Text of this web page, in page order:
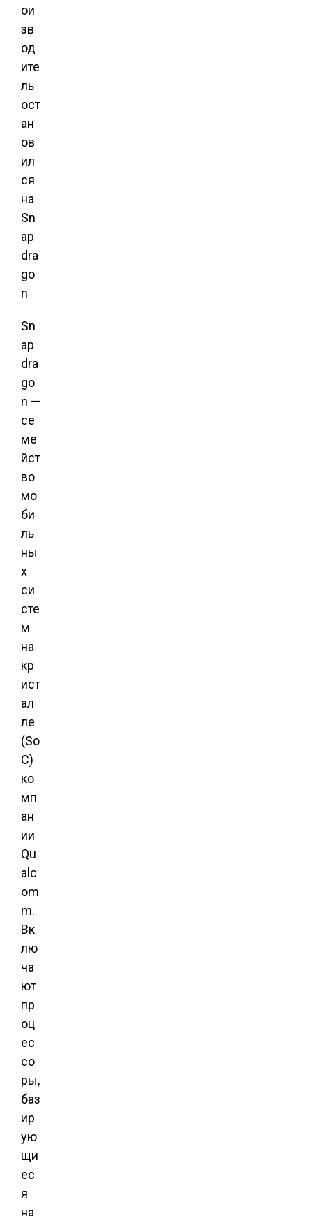
ои
зв
од
ите
ль
ост
ан
ов
ил
ся
на
Sn
ap
dra
go
n
Sn
ap
dra
go
n —
се
ме
йст
во
мо
би
ль
ны
х
си
сте
м
на
кр
ист
ал
ле
(So
C)
ко
мп
ан
ии
Qu
alc
om
m.
Вк
лю
ча
ют
пр
оц
ес
со
ры,
баз
ир
ую
щи
ес
я
на